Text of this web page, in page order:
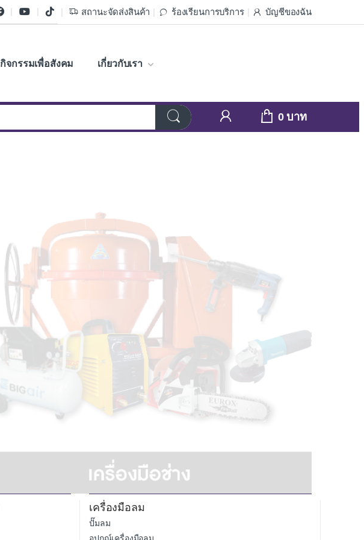
สถานะจัดส่งสินค้า ร้องเรียนการบริการ บัญชีของฉัน
กิจกรรมเพื่อสังคม เกี่ยวกับเรา
0
เครื่องมือลม
ปั๊มลม